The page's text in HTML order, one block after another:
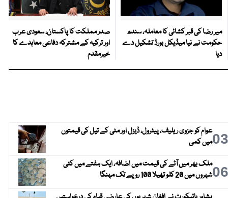
میر رضا کی قبر کشائی کا معاملہ، سندھ
حکومت نے نیا میڈیکل بورڈ تشکیل دے
دیا
صدر مملکت کا پاکستان، سعودی عرب
اور ترکیہ کے مشترکہ دفاعی معاہدے کا
خیرمقدم
03عوام کو جزوی ریلیف، پیٹرول، ڈیزل اور مٹی کے تیل کی قیمتوں
میں کمی
06ملک بھر میں آٹے کی قیمت میں اضافہ، ایک ہفتے میں کئی
شہروں میں 20 کلو تھیلا 100 روپے تک مہنگا